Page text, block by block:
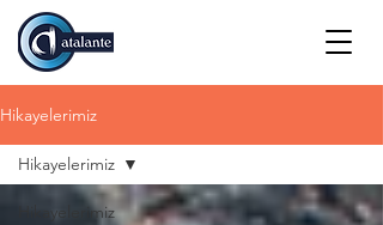
Hikayelerimiz
Hikayelerimiz
Hikayelerimiz